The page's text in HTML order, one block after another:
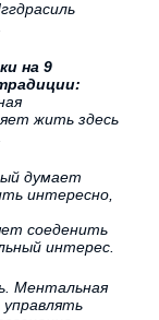
на 9
жить здесь
думает
интересно,
соеденить
интерес.
Ментальная